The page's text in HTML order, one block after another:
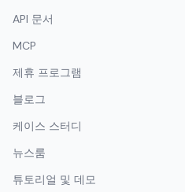
API 문서
MCP
제휴 프로그램
블로그
케이스 스터디
뉴스룸
튜토리얼 및 데모